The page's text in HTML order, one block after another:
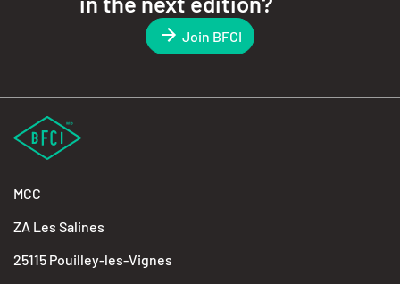
Join BFCI
MCC
ZA Les Salines
25115 Pouilley-les-Vignes